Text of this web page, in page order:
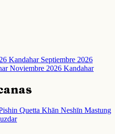
Kandahar Septiembre 2026
Noviembre 2026 Kandahar
Quetta Khān Neshīn Mastung